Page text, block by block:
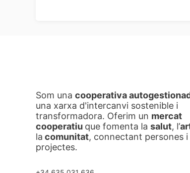
Som una cooperativa
una xarxa d'intercanvi sostenible i
transformadora. Oferim un mercat
cooperatiu que fomenta la salut, l’
la comunitat, connectant persones i
projectes.